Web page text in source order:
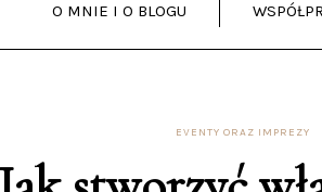
O MNIE I O BLOGU
EVENTY ORAZ IMPREZY